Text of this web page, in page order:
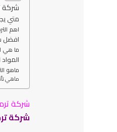
شركة
متي
اهم
افضل
ما هي
ماهو
ماهي
شركة
شركة